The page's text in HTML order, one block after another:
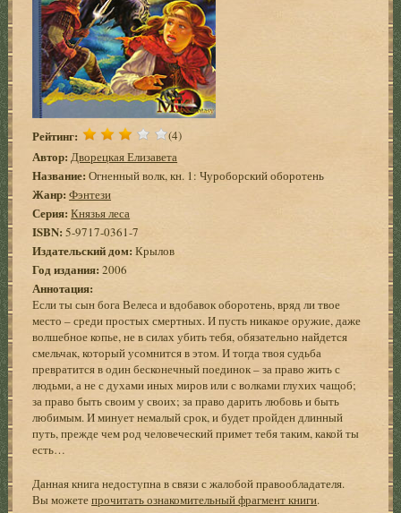
Рейтинг: (4)
Автор: Дворецкая Елизавета
Название: Огненный волк, кн. 1: Чуроборский оборотень
Жанр: Фэнтези
Серия: Князья леса
ISBN:5-9717-0361-7
Издательский дом: Крылов
Год издания: 2006
Аннотация:
Если ты сын бога Велеса и вдобавок оборотень, вряд ли твое
место – среди простых смертных. И пусть никакое оружие, даже
волшебное копье, не в силах убить тебя, обязательно найдется
смельчак, который усомнится в этом. И тогда твоя судьба
превратится в один бесконечный поединок – за право жить с
людьми, а не с духами иных миров или с волками глухих чащоб;
за право быть своим у своих; за право дарить любовь и быть
любимым. И минует немалый срок, и будет пройден длинный
путь, прежде чем род человеческий примет тебя таким, какой ты
есть…
Данная книга недоступна в связи с жалобой правообладателя.
Вы можетепрочитать ознакомительный фрагмент книги.